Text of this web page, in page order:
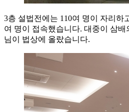
3층 설법전에는 110여 명이 자리하
여 명이 접속했습니다. 대중이 삼
님이 법상에 올랐습니다.